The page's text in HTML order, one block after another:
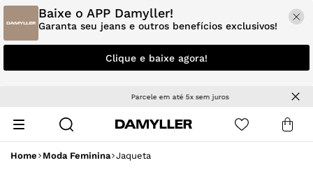
Baixe o APP Damyller!
Garanta seu jeans e outros benefícios exclusivos!
Clique e baixe agora!
Parcele em até 5x sem juros
Home Moda Feminina Jaqueta